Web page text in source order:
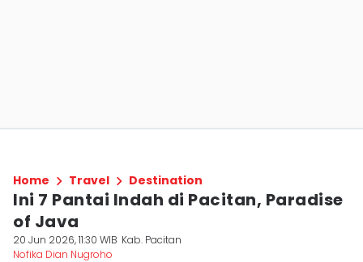
Home Travel Destination
Ini 7 Pantai Indah di Pacitan, Paradise
of Java
20 Jun 2026, 11:30 WIB Kab. Pacitan
Nofika Dian Nugroho